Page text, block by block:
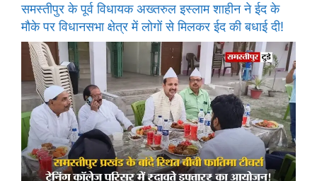
समस्तीपुर के पूर्व विधायक अख्तरुल इस्लाम शाहीन ने ईद के
मौके पर विधानसभा क्षेत्र में लोगों से मिलकर ईद की बधाई दी!